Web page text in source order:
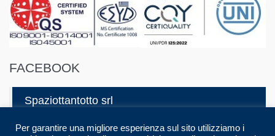
FACEBOOK
Spaziottantotto srl
Per garantire una migliore esperienza sul sito utilizziamo i